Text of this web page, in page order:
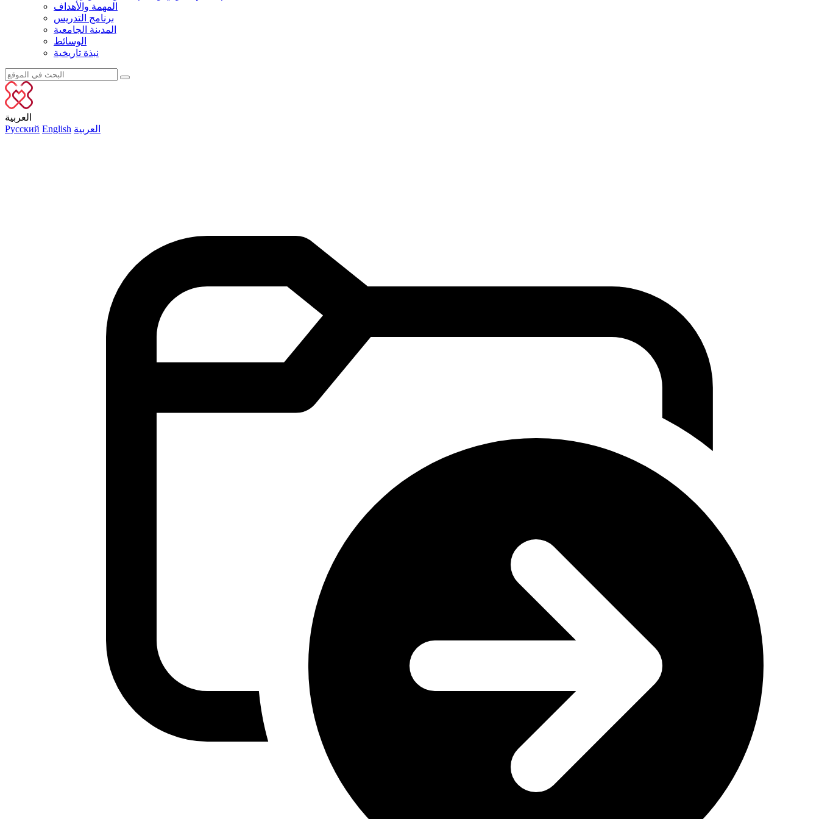
المهمة والأهداف
برنامج التدريس
المدينة الجامعية
الوسائط
نبذة تاريخية
العربية
Русский English العربية